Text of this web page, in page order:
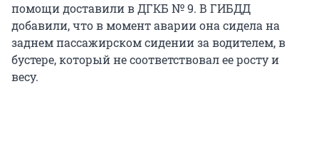
помощи доставили в ДГКБ № 9. В ГИБДД
добавили, что в момент аварии она сидела на
заднем пассажирском сидении за водителем, в
бустере, который не соответствовал ее росту и
весу.